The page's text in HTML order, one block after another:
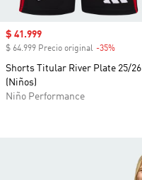
Precio de venta
$ 41.999
$ 64.999 Precio original -35%
Shorts Titular River Plate 25/26
(Niños)
Niño Performance